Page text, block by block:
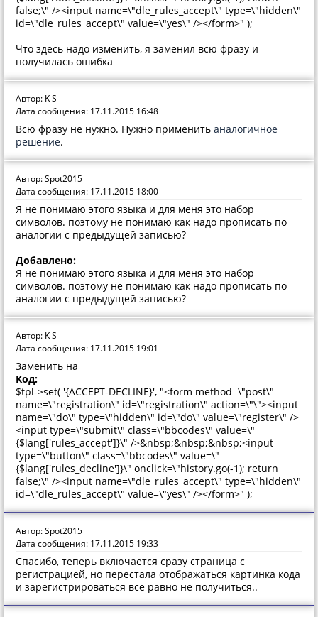
false;\" /><input name=\"dle_rules_accept\" type=\"hidden\"
id=\"dle_rules_accept\" value=\"yes\" /></form>" );
Что здесь надо изменить, я заменил всю фразу и
получилась ошибка
Автор: K S
Дата сообщения: 17.11.2015 16:48
Всю фразу не нужно. Нужно применить аналогичное
решение.
Автор: Spot2015
Дата сообщения: 17.11.2015 18:00
Я не понимаю этого языка и для меня это набор
символов. поэтому не понимаю как надо прописать по
аналогии с предыдущей записью?
Добавлено:
Я не понимаю этого языка и для меня это набор
символов. поэтому не понимаю как надо прописать по
аналогии с предыдущей записью?
Автор: K S
Дата сообщения: 17.11.2015 19:01
Заменить на
Код:
$tpl->set( '{ACCEPT-DECLINE}', "<form method=\"post\"
name=\"registration\" id=\"registration\" action=\"\"><input
name=\"do\" type=\"hidden\" id=\"do\" value=\"register\" />
<input type=\"submit\" class=\"bbcodes\" value=\"
{$lang['rules_accept']}\" />&nbsp;&nbsp;&nbsp;<input
type=\"button\" class=\"bbcodes\" value=\"
{$lang['rules_decline']}\" onclick=\"history.go(-1); return
false;\" /><input name=\"dle_rules_accept\" type=\"hidden\"
id=\"dle_rules_accept\" value=\"yes\" /></form>" );
Автор: Spot2015
Дата сообщения: 17.11.2015 19:33
Спасибо, теперь включается сразу страница с
регистрацией, но перестала отображаться картинка кода
и зарегистрироваться все равно не получиться..